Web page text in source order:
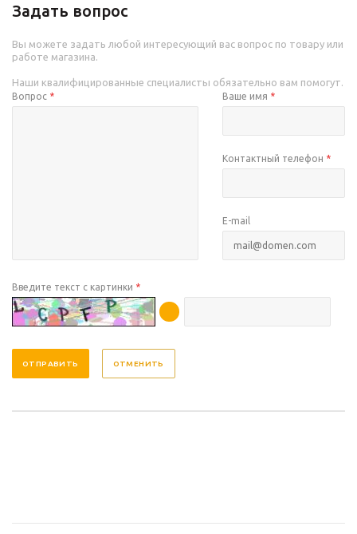
Задать вопрос
Вы можете задать любой интересующий вас вопрос по товару или
работе магазина.
Наши квалифицированные специалисты обязательно вам помогут.
Вопрос * Ваше имя *
Контактный телефон *
E-mail
Введите текст с картинки *
ОТМЕНИТЬ